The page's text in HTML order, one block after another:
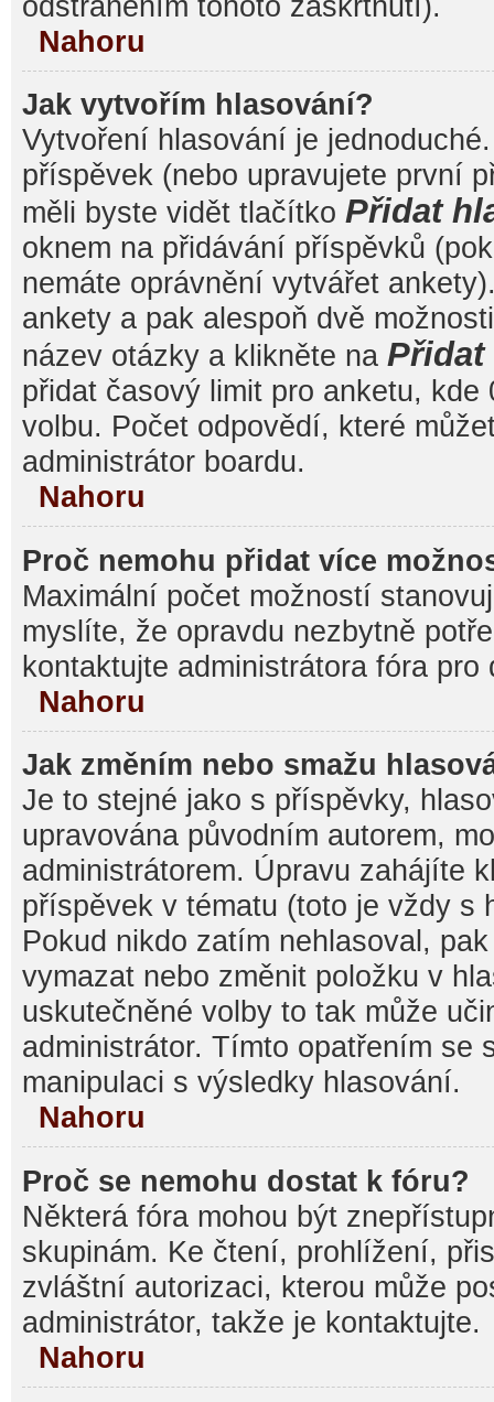
Nahoru
Jak vytvořím hlasování?
Vytvoření hlasování je
příspěvek (nebo upravujete první
měli byste vidět tlačítko Přidat
oknem na přidávání příspěvků
nemáte oprávnění vytvářet
ankety a pak alespoň dvě
název otázky a klikněte na
přidat časový limit pro anketu, kde
volbu. Počet odpovědí, které
administrátor boardu.
Nahoru
Proč nemohu přidat více
Maximální počet možností
myslíte, že opravdu nezbytně
kontaktujte administrátora fóra pro
Nahoru
Jak změním nebo smažu
Je to stejné jako s příspěvky,
upravována původním autorem,
administrátorem. Úpravu zahájíte
příspěvek v tématu (toto je vždy s
Pokud nikdo zatím nehlasoval,
vymazat nebo změnit položku v
uskutečněné volby to tak může
administrátor. Tímto opatřením se
manipulaci s výsledky hlasování.
Nahoru
Proč se nemohu dostat k fóru?
Některá fóra mohou být
skupinám. Ke čtení, prohlížení,
zvláštní autorizaci, kterou může
administrátor, takže je kontaktujte.
Nahoru